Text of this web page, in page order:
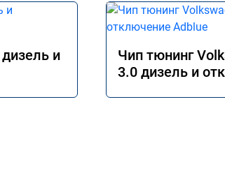
и
Чип тюнинг
3.0 дизель и